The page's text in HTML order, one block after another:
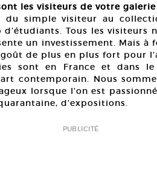
les visiteurs de votre galerie
du simple visiteur au
Tous les visiteurs
un investissement. Mais à
de plus en plus fort pour
sont en France et dans
contemporain. Nous
lorsque l’on est
d’expositions.
PUBLICITÉ